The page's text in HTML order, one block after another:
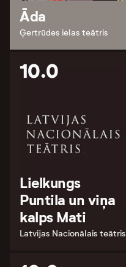
Āda
Ģertrūdes ielas teātris
10.0
Lielkungs
Puntila un viņa
kalps Mati
Latvijas Nacionālais teātris